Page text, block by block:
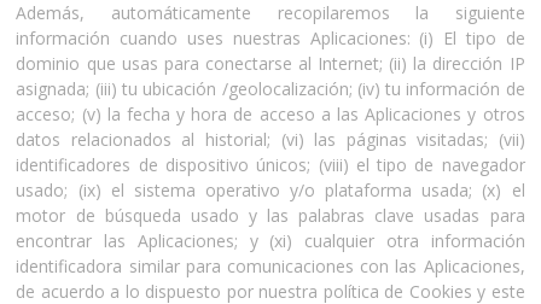
Además, automáticamente recopilaremos la siguiente
información cuando uses nuestras Aplicaciones: (i) El tipo de
dominio que usas para conectarse al Internet; (ii) la dirección IP
asignada; (iii) tu ubicación /geolocalización; (iv) tu información de
acceso; (v) la fecha y hora de acceso a las Aplicaciones y otros
datos relacionados al historial; (vi) las páginas visitadas; (vii)
identificadores de dispositivo únicos; (viii) el tipo de navegador
usado; (ix) el sistema operativo y/o plataforma usada; (x) el
motor de búsqueda usado y las palabras clave usadas para
encontrar las Aplicaciones; y (xi) cualquier otra información
identificadora similar para comunicaciones con las Aplicaciones,
de acuerdo a lo dispuesto por nuestra política de Cookies y este